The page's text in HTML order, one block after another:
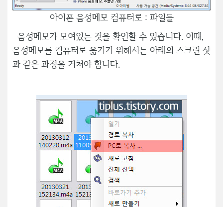
아이폰 음성메모 컴퓨터로 : 파일들
음성메모가 모여있는 것을 확인할 수 있습니다. 이때,
음성메모를 컴퓨터로 옮기기 위해서는 아래의 스크린 샷
과 같은 과정을 거쳐야 합니다.